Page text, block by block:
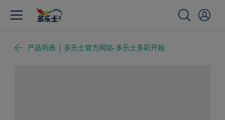
产品列表 | 多乐士官方网站-多乐士多彩开始